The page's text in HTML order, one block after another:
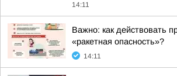
14:11
Важно: как действовать
«ракетная опасность»?
14:11